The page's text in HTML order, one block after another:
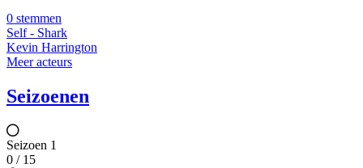
0 stemmen
Self - Shark
Kevin Harrington
Meer acteurs
Seizoenen
Seizoen 1
0 / 15